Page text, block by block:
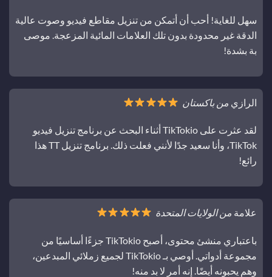
سهل للغاية! أحب أن أتمكن من تنزيل مقاطع فيديو وصوت عالية
الدقة غير محدودة بدون تلك العلامات المائية المزعجة. موصى
بة بشدة!
الرازي من باكستان
لقد عثرت على TikTokio أثناء البحث عن برنامج تنزيل فيديو
TikTok، وأنا سعيد جدًا لأنني فعلت ذلك. برنامج تنزيل TT هذا
رائع!
علامة من الولايات المتحدة
باعتباري منشئ محتوى، أصبح TikTokio جزءًا أساسيًا من
مجموعة أدواتي. أوصي بـ TikTokio لجميع زملائي المبدعين،
وهم يحبونه أيضًا. إنه أمر لا بد منه!